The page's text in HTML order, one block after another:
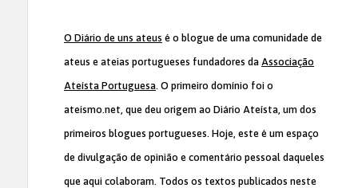
O Diário de uns ateus é o blogue de uma comunidade de
ateus e ateias portugueses fundadores da Associação
Ateísta Portuguesa. O primeiro domínio foi o
ateismo.net, que deu origem ao Diário Ateísta, um dos
primeiros blogues portugueses. Hoje, este é um espaço
de divulgação de opinião e comentário pessoal daqueles
que aqui colaboram. Todos os textos publicados neste